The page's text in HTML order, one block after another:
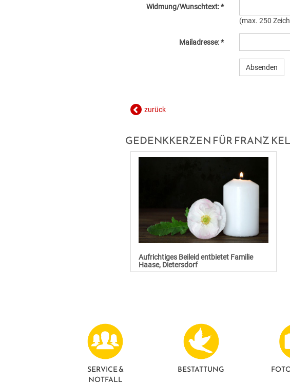
Widmung/Wunschtext: *
(max. 250
Mailadresse: *
zurück
GEDENKKERZEN FÜR FRANZ
Aufrichtiges Beileid entbietet Familie
Haase, Dietersdorf
SERVICE &
NOTFALL
BESTATTUNG